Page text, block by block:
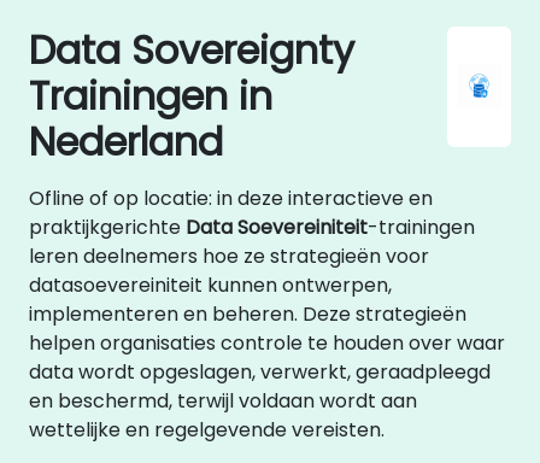
Data Sovereignty
Trainingen in
Nederland
Ofline of op locatie: in deze interactieve en
praktijkgerichte Data Soevereiniteit-trainingen
leren deelnemers hoe ze strategieën voor
datasoevereiniteit kunnen ontwerpen,
implementeren en beheren. Deze strategieën
helpen organisaties controle te houden over waar
data wordt opgeslagen, verwerkt, geraadpleegd
en beschermd, terwijl voldaan wordt aan
wettelijke en regelgevende vereisten.